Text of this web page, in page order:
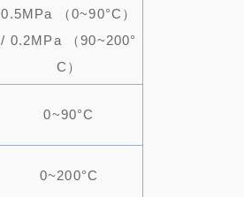
0.5MPa （0~90°C）
/ 0.2MPa （90~200°
C）
0~90°C
0~200°C